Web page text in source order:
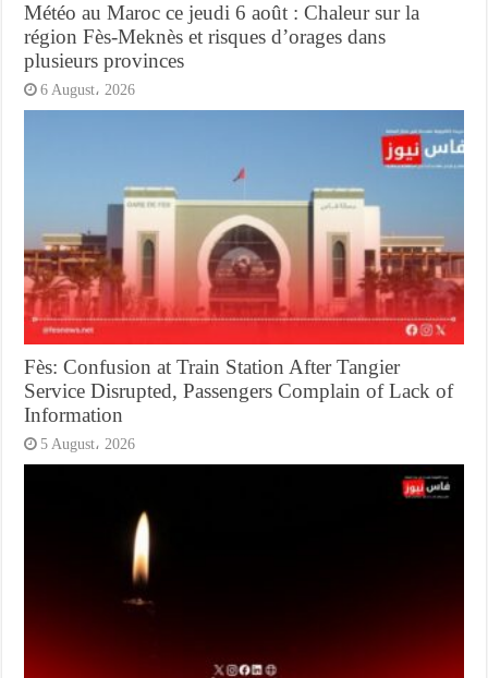
Météo au Maroc ce jeudi 6 août : Chaleur sur la
région Fès-Meknès et risques d’orages dans
plusieurs provinces
6 August، 2026
Fès: Confusion at Train Station After Tangier
Service Disrupted, Passengers Complain of Lack of
Information
5 August، 2026